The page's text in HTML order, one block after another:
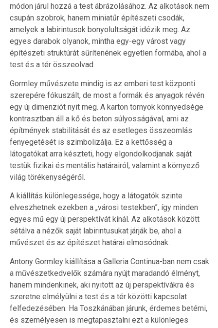
módon járul hozzá a test ábrázolásához. Az alkotások nem
csupán szobrok, hanem miniatűr építészeti csodák,
amelyek a labirintusok bonyolultságát idézik meg. Az
egyes darabok olyanok, mintha egy-egy várost vagy
építészeti struktúrát sűrítenének egyetlen formába, ahol a
test és a tér összeolvad.
Gormley művészete mindig is az emberi test központi
szerepére fókuszált, de most a formák és anyagok révén
egy új dimenziót nyit meg. A karton tornyok könnyedsége
kontrasztban áll a kő és beton súlyosságával, ami az
építmények stabilitását és az esetleges összeomlás
fenyegetését is szimbolizálja. Ez a kettősség a
látogatókat arra készteti, hogy elgondolkodjanak saját
testük fizikai és mentális határairól, valamint a környező
világ törékenységéről.
A kiállítás különlegessége, hogy a látogatók szinte
elveszhetnek ezekben a „városi testekben”, így minden
egyes mű egy új perspektívát kínál. Az alkotások között
sétálva a nézők saját labirintusukat járják be, ahol a
művészet és az építészet határai elmosódnak.
Antony Gormley kiállítása a Galleria Continua-ban nem csak
a művészetkedvelők számára nyújt maradandó élményt,
hanem mindenkinek, aki nyitott az új perspektívákra és
szeretne elmélyülni a test és a tér közötti kapcsolat
felfedezésében. Ha Toszkánában járunk, érdemes betérni,
és személyesen is megtapasztalni ezt a különleges